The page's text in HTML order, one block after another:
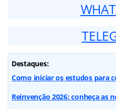
Destaques:
Como iniciar os estudos para
Reinvenção 2026: conheça as